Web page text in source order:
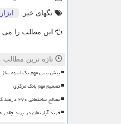
تگهای خبر: ابزار
این مطلب را می
تازه ترین مطالب
پیش بینی مهم یک انبوه ساز
تصمیم مهم بانک مرکزی
مصالح ساختمانی ۲۷۰ درصد گران گردید
خرید آپارتمان در پرند چقدر